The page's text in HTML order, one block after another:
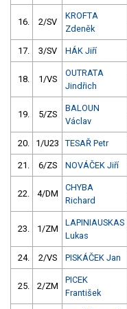
16. 2/SV
KROFTA
Zdeněk
17. 3/SV HÁK Jiří
18. 1/VS
OUTRATA
Jindřich
19. 5/ZS
BALOUN
Václav
20. 1/U23 TESAŘ Petr
21. 6/ZS NOVÁČEK Jiří
22. 4/DM
CHYBA
Richard
23. 1/ZM
LAPINIAUSKAS
Lukas
24. 2/VS PISKÁČEK Jan
25. 2/ZM
PICEK
František